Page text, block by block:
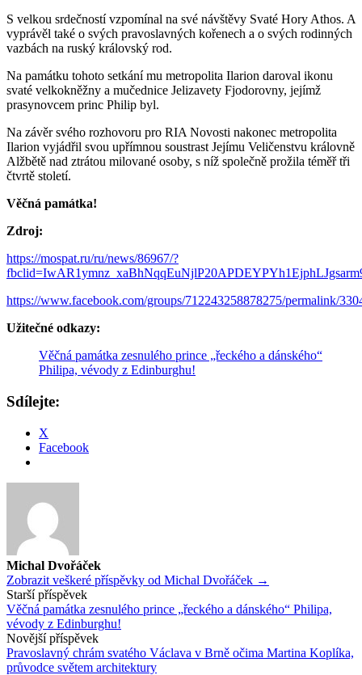
S velkou srdečností vzpomínal na své návštěvy Svaté Hory Athos. A
vyprávěl také o svých pravoslavných kořenech a o svých rodinných
vazbách na ruský královský rod.
Na památku tohoto setkání mu metropolita Ilarion daroval ikonu
svaté velkokněžny a mučednice Jelizavety Fjodorovny, jejímž
prasynovcem princ Philip byl.
Na závěr svého rozhovoru pro RIA Novosti nakonec metropolita
Ilarion vyjádřil svou upřímnou soustrast Jejímu Veličenstvu královně
Alžbětě nad ztrátou milované osoby, s níž společně prožila téměř tři
čtvrtě století.
Věčná památka!
Zdroj:
https://mospat.ru/ru/news/86967/?
https://www.facebook.com/groups/712243258878275/permalink/
Užitečné odkazy:
Věčná památka zesnulého prince „řeckého a dánského“
Philipa, vévody z Edinburghu!
Sdílejte:
X
Facebook
Michal Dvořáček
Zobrazit veškeré příspěvky od Michal Dvořáček →
Navigace
příspěvku
Starší příspěvek
Věčná památka zesnulého prince „řeckého a dánského“ Philipa,
vévody z Edinburghu!
Novější příspěvek
Pravoslavný chrám svatého Václava v Brně očima Martina Koplíka,
průvodce světem architektury